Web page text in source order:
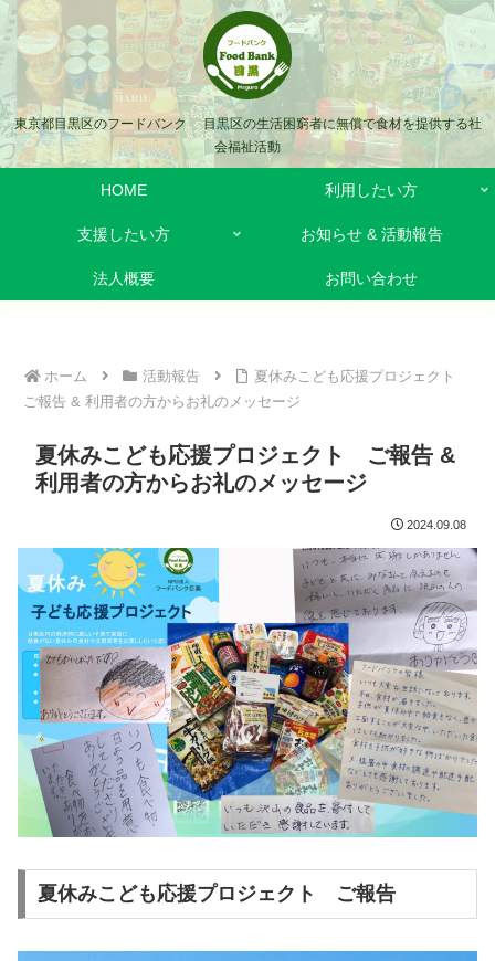
東京都目黒区のフードバンク 目黒区の生活困窮者に無償で食材を提供する社
会福祉活動
HOME 利用したい方
支援したい方 お知らせ & 活動報告
法人概要 お問い合わせ
ホーム 活動報告
夏休みこども応援プロジェクト
ご報告 & 利用者の方からお礼のメッセージ
夏休みこども応援プロジェクト ご報告 &
利用者の方からお礼のメッセージ
2024.09.08
夏休みこども応援プロジェクト ご報告